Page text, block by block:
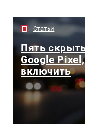
Статьи
Пять
Google
включить